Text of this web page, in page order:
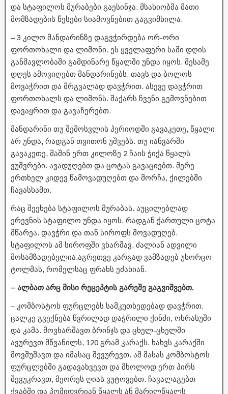
და სტაფილოს მურაბები გაესინჯა. მსახიობმა მათი
მომზადების წესები სიამოვნებით გაგვიმხილა:
– 3 კილო მანდარინზე დაგვჭირდება ორ-ორი
ფორთოხალი და ლიმონი. ეს ყველაფერი სამი დღის
განმავლობაში გამდინარე წყალში უნდა იყოს. მესამე
დღეს ამოვიღებთ მანდარინებს, თავს და ბოლოს
მოვაჭრით და მრგვალად დავჭრით. ასევე დავჭრით
ფორთოხალს და ლიმონს. შაქარს ჩვენი გემოვნებით
დავაყრით და გავაჩერებთ.
მანდარინი თუ შემოსვლის პერიოდში გავაკეთე, წყალი
არ უნდა, რადგან თვითონ უშვებს. თუ იანვარში
გავაკეთე, მაშინ ერთ კილოზე 2 ჩაის ჭიქა წყალს
ვუშვრები. ავადუღებთ და ცოტას გავაციებთ. მერე
ერთხელ კიდევ წამოვადუღებთ და მორჩა, ქილებში
ჩავასხამთ.
რაც შეეხება სტაფილოს მურაბას. აუცილებლად
ერევნის სტაფილო უნდა იყოს, რადგან ქართული ცოტა
მწარეა. დავჭრი და თან სიროფს მოვადუღებ.
სტაფილოს ამ სიროფში ვხარშავ. ძალიან ადვილი
მოსამზადებელია.აგრეთვე კარგად ვამზადებ უხორცო
ტოლმას, რომელსაც ფრახს ეძახიან.
– ალბათ არც მისი რეცეპტის გარეშე გაგვიშვებთ.
– კომბოსტოს ფურცლებს სამკუთხედებად დავჭრით.
ცალკე გვექნება წვრილად დაჭრილი ქინძი, ოხრახუში
და კამა. მოვხარშავთ ბრინჯს და ცხელ-ცხელში
ავურევთ მწვანილს, 120 გრამ კარაქს. ხახვს კარაქში
მოვშუშავთ და იმასაც შევურევთ. ამ მასას კომბოსტოს
ფურცლებში გადავახვევთ და მხოლოდ ერთ პირს
შევუკრავთ, მეორეს ღიას ვუტოვებთ. ჩავალაგებთ
ქვაბში და პომიდვრიან წყალს ან მარილწყალს